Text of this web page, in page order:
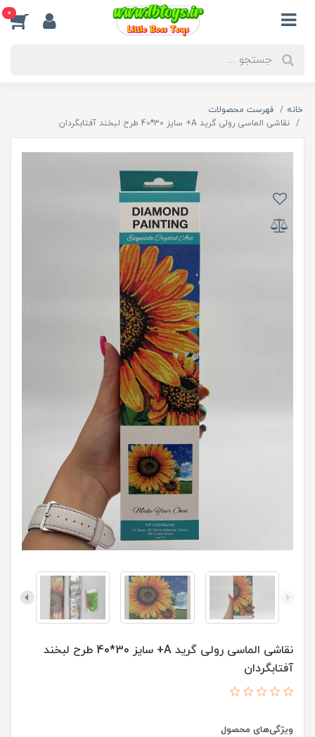
0
خانه
فهرست محصولات
نقاشی الماسی رولی گرید A+ سایز 30*40 طرح لبخند آفتابگردان
نقاشی الماسی رولی گرید A+ سایز 30*40 طرح لبخند
آفتابگردان
ویژگی‌های محصول